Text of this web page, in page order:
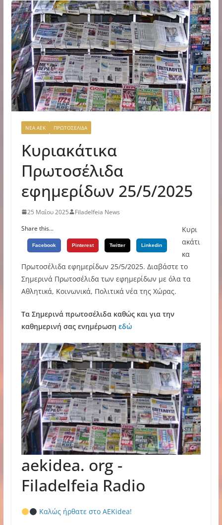
ΝΕΑ ΑΕΚ ΠΡΩΤΟΣΕΛΙΔΑ
Κυριακάτικα
Πρωτοσέλιδα
εφημερίδων 25/5/2025
25 Μαΐου 2025
Filadelfeia News
Share this...
Facebook Pinterest Twitter Linkedin
Κυρι
ακάτι
κα
Πρωτοσέλιδα εφημερίδων 25/5/2025. Διαβάστε το
Σημερινά Πρωτοσέλιδα των εφημερίδων με όλα τα
Αθλητικά, Κοινωνικά, Πολιτικά νέα της Χώρας.
Τα Σημερινά πρωτοσέλιδα καθώς και για την
καθημερινή σας ενημέρωση εδώ
aekidea. org -
Filadelfeia Radio
Καλώς ήρθατε στο AEKidea!